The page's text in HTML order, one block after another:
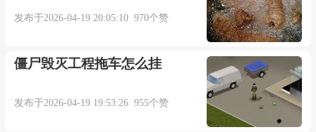
发布于2026-04-19 20:05:10 970个赞
僵尸毁灭工程拖车怎么挂
发布于2026-04-19 19:53:26 955个赞